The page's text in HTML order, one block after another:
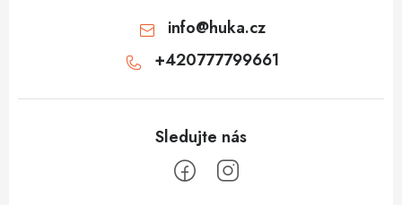
info@huka.cz
+420777799661